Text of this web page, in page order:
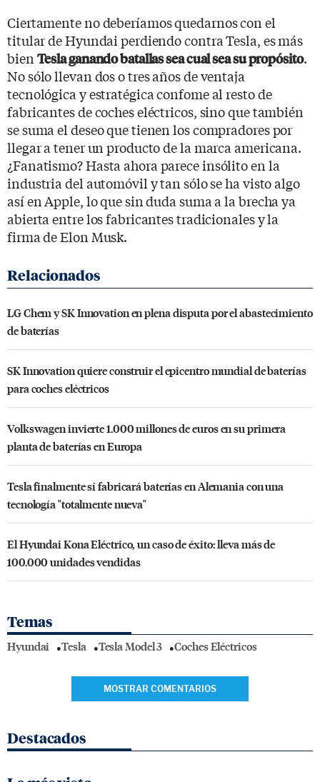
Ciertamente no deberíamos quedarnos con el
titular de Hyundai perdiendo contra Tesla, es más
bien Tesla ganando batallas sea cual sea su propósito.
No sólo llevan dos o tres años de ventaja
tecnológica y estratégica confome al resto de
fabricantes de coches eléctricos, sino que también
se suma el deseo que tienen los compradores por
llegar a tener un producto de la marca americana.
¿Fanatismo? Hasta ahora parece insólito en la
industria del automóvil y tan sólo se ha visto algo
así en Apple, lo que sin duda suma a la brecha ya
abierta entre los fabricantes tradicionales y la
firma de Elon Musk.
LG Chem y SK Innovation en plena disputa por el abastecimiento
de baterías
SK Innovation quiere construir el epicentro mundial de baterías
para coches eléctricos
Volkswagen invierte 1.000 millones de euros en su primera
planta de baterías en Europa
Tesla finalmente sí fabricará baterías en Alemania con una
tecnología "totalmente nueva"
El Hyundai Kona Eléctrico, un caso de éxito: lleva más de
100.000 unidades vendidas
Temas
Hyundai Tesla Tesla Model 3 Coches Eléctricos
MOSTRAR COMENTARIOS
Destacados